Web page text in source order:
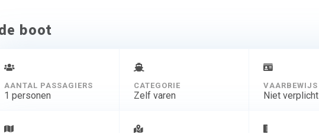
boot
AANTAL PASSAGIERS
1 personen
CATEGORIE
Zelf varen
VAARBEWIJS
Niet verplicht